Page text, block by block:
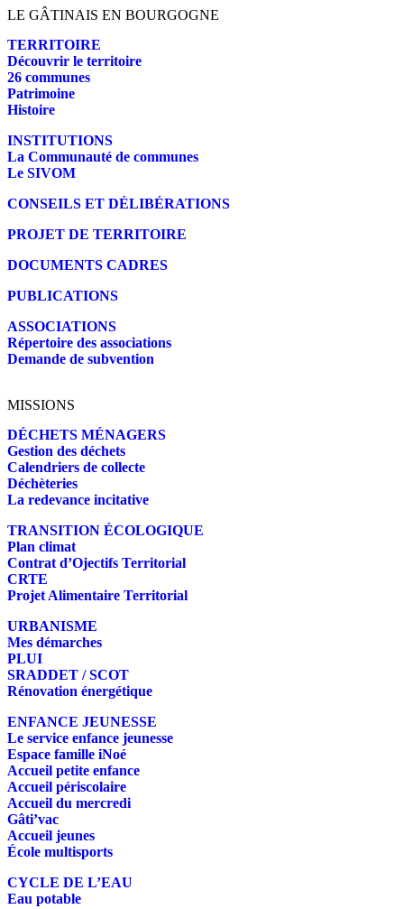
LE GÂTINAIS EN BOURGOGNE
TERRITOIRE
Découvrir le territoire
26 communes
Patrimoine
Histoire
INSTITUTIONS
La Communauté de communes
Le SIVOM
CONSEILS ET DÉLIBÉRATIONS
PROJET DE TERRITOIRE
DOCUMENTS CADRES
PUBLICATIONS
ASSOCIATIONS
Répertoire des associations
Demande de subvention
MISSIONS
DÉCHETS MÉNAGERS
Gestion des déchets
Calendriers de collecte
Déchèteries
La redevance incitative
TRANSITION ÉCOLOGIQUE
Plan climat
Contrat d’Ojectifs Territorial
CRTE
Projet Alimentaire Territorial
URBANISME
Mes démarches
PLUI
SRADDET / SCOT
Rénovation énergétique
ENFANCE JEUNESSE
Le service enfance jeunesse
Espace famille iNoé
Accueil petite enfance
Accueil périscolaire
Accueil du mercredi
Gâti’vac
Accueil jeunes
École multisports
CYCLE DE L’EAU
Eau potable